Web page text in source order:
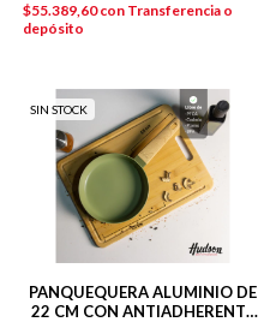
$55.389,60con Transferencia o
depósito
SIN STOCK
PANQUEQUERA ALUMINIO DE
22 CM CON ANTIADHERENTE